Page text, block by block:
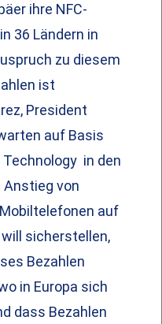
ihre NFC-
36 Ländern in
zu diesem
ist
President
auf Basis
in den
von
auf
sicherstellen,
Bezahlen
in Europa sich
dass Bezahlen